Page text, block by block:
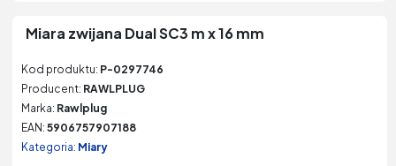
Miara zwijana Dual SC3 m x 16 mm
Kod produktu: P-0297746
Producent: RAWLPLUG
Marka: Rawlplug
EAN: 5906757907188
Kategoria: Miary